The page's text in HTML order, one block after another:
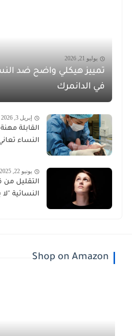
يوليو 21, 2026
تمييز هيكلي واضح ضد
في الدانمرك
إبريل 3, 2026
القابلة
النساء
يونيو 22, 2025
التقليل من
النسائية
Shop on Amazon